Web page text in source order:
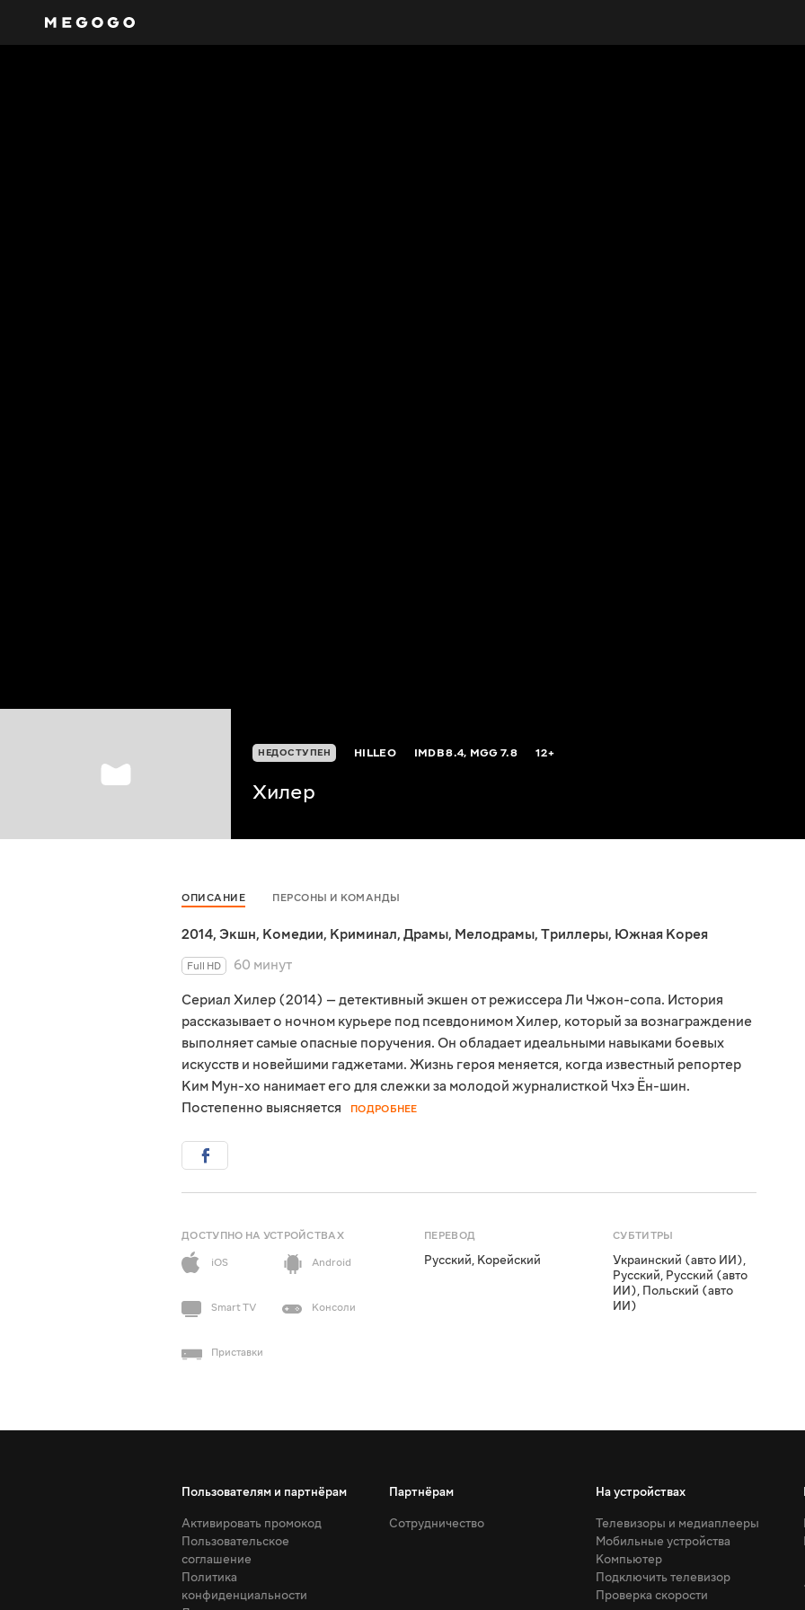
НЕДОСТУПЕН HILLEO IMDB8.4, MGG7.8 12+
Хилер
ОПИСАНИЕ ПЕРСОНЫ И КОМАНДЫ
2014, Экшн, Комедии, Криминал, Драмы, Мелодрамы, Триллеры, Южная Корея
Full HD
60 минут
Сериал Хилер (2014) — детективный экшен от режиссера Ли Чжон-сопа. История
рассказывает о ночном курьере под псевдонимом Хилер, который за вознаграждение
выполняет самые опасные поручения. Он обладает идеальными навыками боевых
искусств и новейшими гаджетами. Жизнь героя меняется, когда известный репортер
Ким Мун-хо нанимает его для слежки за молодой журналисткой Чхэ Ён-шин.
Постепенно выясняется
ПОДРОБНЕЕ
ДОСТУПНО НА УСТРОЙСТВАХ
iOS
Android
Smart TV Консоли
Приставки
ПЕРЕВОД
Русский, Корейский
СУБТИТРЫ
Украинский (авто ИИ),
Русский, Русский (авто
ИИ), Польский (авто
ИИ)
Пользователям и партнёрам
Активировать промокод
Пользовательское
соглашение
Политика
конфиденциальности
Партнёрам
Сотрудничество
На устройствах
Телевизоры и медиаплееры
Мобильные устройства
Компьютер
Подключить телевизор
Проверка скорости